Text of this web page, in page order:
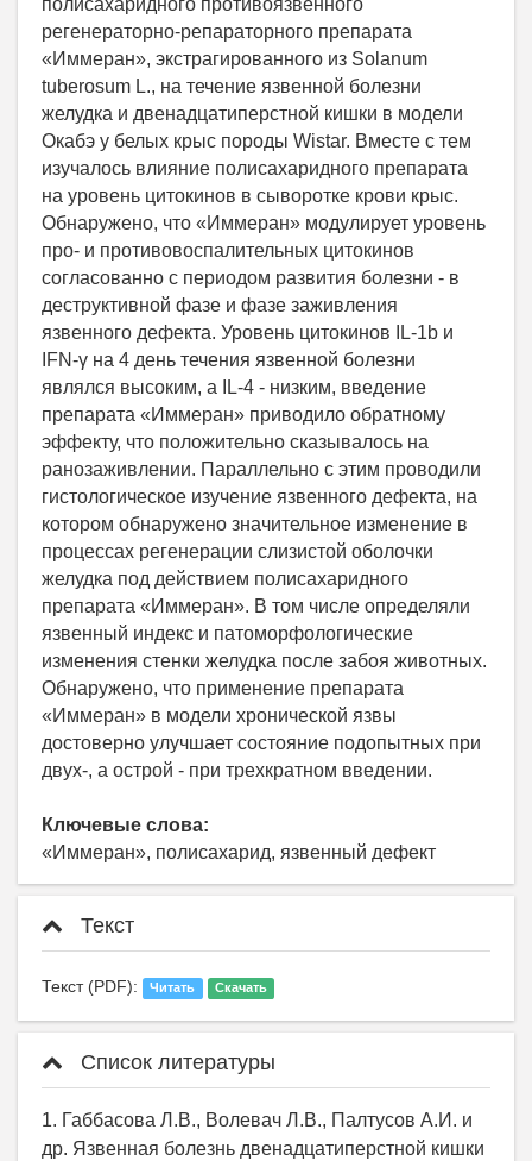
полисахаридного противоязвенного
регенераторно-репараторного препарата
«Иммеран», экстрагированного из Solanum
tuberosum L., на течение язвенной болезни
желудка и двенадцатиперстной кишки в модели
Окабэ у белых крыс породы Wistar. Вместе с тем
изучалось влияние полисахаридного препарата
на уровень цитокинов в сыворотке крови крыс.
Обнаружено, что «Иммеран» модулирует уровень
про- и противовоспалительных цитокинов
согласованно с периодом развития болезни - в
деструктивной фазе и фазе заживления
язвенного дефекта. Уровень цитокинов IL-1b и
IFN-γ на 4 день течения язвенной болезни
являлся высоким, а IL-4 - низким, введение
препарата «Иммеран» приводило обратному
эффекту, что положительно сказывалось на
ранозаживлении. Параллельно с этим проводили
гистологическое изучение язвенного дефекта, на
котором обнаружено значительное изменение в
процессах регенерации слизистой оболочки
желудка под действием полисахаридного
препарата «Иммеран». В том числе определяли
язвенный индекс и патоморфологические
изменения стенки желудка после забоя животных.
Обнаружено, что применение препарата
«Иммеран» в модели хронической язвы
достоверно улучшает состояние подопытных при
двух-, а острой - при трехкратном введении.
Ключевые слова:
«Иммеран», полисахарид, язвенный дефект
Текст
Текст (PDF): Читать Скачать
Список литературы
1. Габбасова Л.В., Волевач Л.В., Палтусов А.И. и
др. Язвенная болезнь двенадцатиперстной кишки